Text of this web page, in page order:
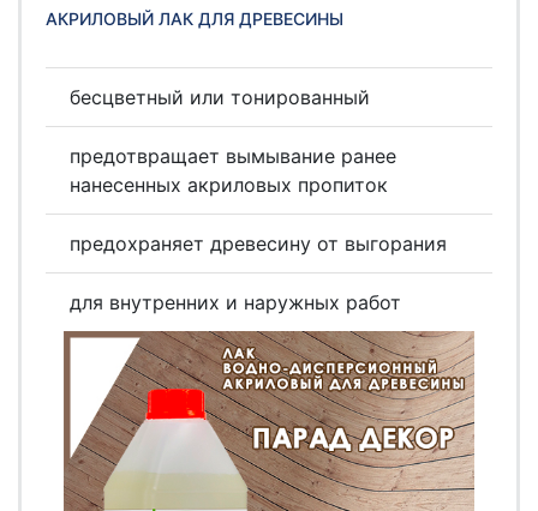
АКРИЛОВЫЙ ЛАК ДЛЯ ДРЕВЕСИНЫ
бесцветный или тонированный
предотвращает вымывание ранее
нанесенных акриловых пропиток
предохраняет древесину от выгорания
для внутренних и наружных работ